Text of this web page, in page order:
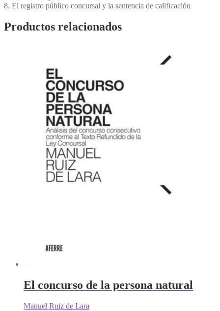
8. El registro público concursal y la sentencia de calificación
Productos relacionados
El concurso de la persona natural
Manuel Ruiz de Lara